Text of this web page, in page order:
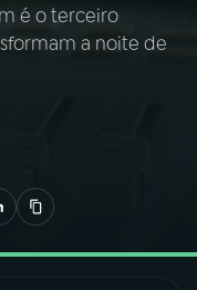
é o terceiro
a noite de